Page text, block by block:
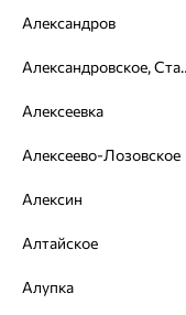
Описание
Вид изделия:
Металл:Серебро
Проба:
Вставка:
Тип серег:без
Вес металла:
Александров
Алексеевка
Алексеево-Лозовское
Алексин
Алтайское
Алупка